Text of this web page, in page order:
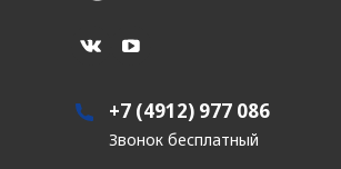
+7 (4912) 977 086
Звонок бесплатный